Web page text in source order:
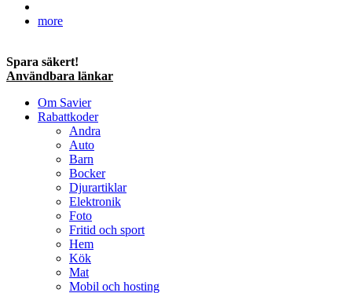
more
Spara säkert!
Användbara länkar
Om Savier
Rabattkoder
Andra
Auto
Barn
Bocker
Djurartiklar
Elektronik
Foto
Fritid och sport
Hem
Kök
Mat
Mobil och hosting